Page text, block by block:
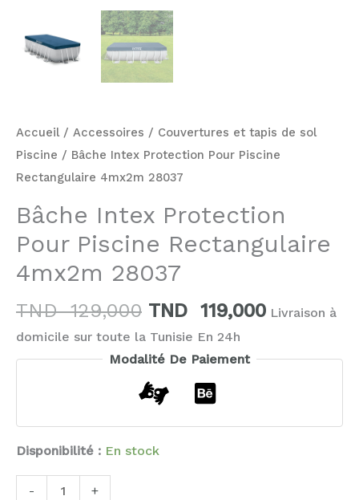
Accueil / Accessoires / Couvertures et tapis de sol
Piscine / Bâche Intex Protection Pour Piscine
Rectangulaire 4mx2m 28037
Bâche Intex Protection
Pour Piscine Rectangulaire
4mx2m 28037
TND129,000 TND 119,000 Livraison à
domicile sur toute la Tunisie En 24h
Modalité De Paiement
Disponibilité : En stock
- +